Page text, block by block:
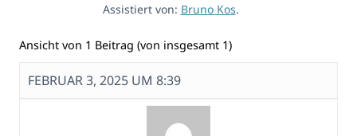
Assistiert von: Bruno Kos.
Ansicht von 1 Beitrag (von insgesamt 1)
FEBRUAR 3, 2025 UM 8:39